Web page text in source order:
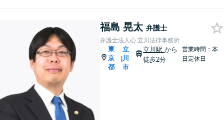
福島 晃太 弁護士
弁護士法人心 立川法律事務所
東
京
都
|
立
川
市
立川駅から
徒歩2分
営業時間：本
日定休日